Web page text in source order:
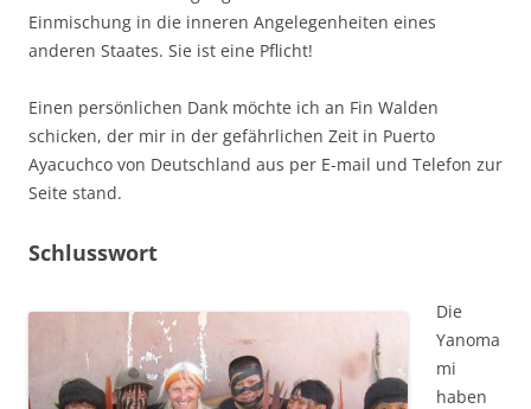
Einmischung in die inneren Angelegenheiten eines
anderen Staates. Sie ist eine Pflicht!
Einen persönlichen Dank möchte ich an Fin Walden
schicken, der mir in der gefährlichen Zeit in Puerto
Ayacuchco von Deutschland aus per E-mail und Telefon zur
Seite stand.
Schlusswort
Die
Yanoma
mi
haben